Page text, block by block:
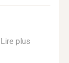
Lire plus